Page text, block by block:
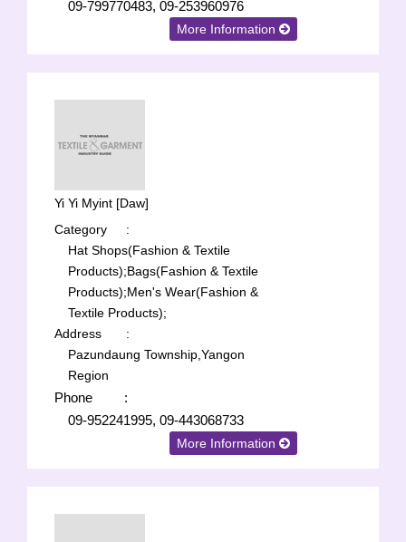
09-799770483, 09-253960976
More Information
Yi Yi Myint [Daw]
Category
:
Hat Shops(Fashion & Textile
Products);Bags(Fashion & Textile
Products);Men's Wear(Fashion &
Textile Products);
Address
:
Pazundaung Township,Yangon
Region
Phone
:
09-952241995, 09-443068733
More Information